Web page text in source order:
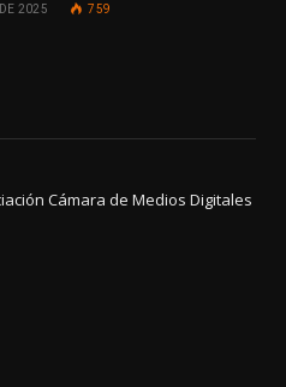
2025 759
Cámara de Medios Digitales